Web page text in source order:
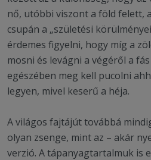
nő, utóbbi viszont a föld felett,
csupán a „születési
érdemes figyelni, hogy míg a
mosni és levágni a végéről a
egészében meg kell pucolni
legyen, mivel keserű a héja.
A világos fajtájút továbbá
olyan zsenge, mint az – akár
verzió. A tápanyagtartalmuk is